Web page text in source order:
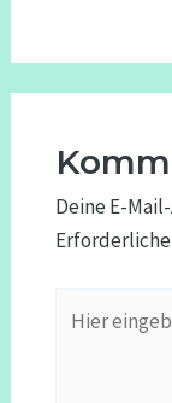
Deine E-
eingeben…